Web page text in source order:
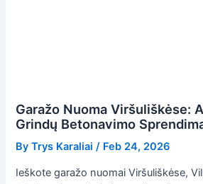
Garažo Nuoma Viršuliškėse:
Grindų Betonavimo
ByTrys Karaliai / Feb 24, 2026
Ieškote garažo nuomai Viršuliškėse,